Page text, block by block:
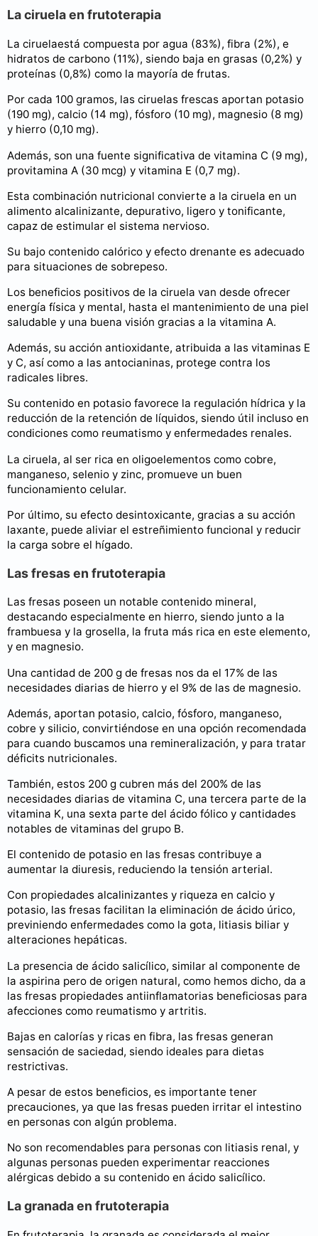
La ciruela en frutoterapia
La ciruelaestá compuesta por agua (83%), fibra (2%), e
hidratos de carbono (11%), siendo baja en grasas (0,2%) y
proteínas (0,8%) como la mayoría de frutas.
Por cada 100 gramos, las ciruelas frescas aportan potasio
(190 mg), calcio (14 mg), fósforo (10 mg), magnesio (8 mg)
y hierro (0,10 mg).
Además, son una fuente significativa de vitamina C (9 mg),
provitamina A (30 mcg) y vitamina E (0,7 mg).
Esta combinación nutricional convierte a la ciruela en un
alimento alcalinizante, depurativo, ligero y tonificante,
capaz de estimular el sistema nervioso.
Su bajo contenido calórico y efecto drenante es adecuado
para situaciones de sobrepeso.
Los beneficios positivos de la ciruela van desde ofrecer
energía física y mental, hasta el mantenimiento de una piel
saludable y una buena visión gracias a la vitamina A.
Además, su acción antioxidante, atribuida a las vitaminas E
y C, así como a las antocianinas, protege contra los
radicales libres.
Su contenido en potasio favorece la regulación hídrica y la
reducción de la retención de líquidos, siendo útil incluso en
condiciones como reumatismo y enfermedades renales.
La ciruela, al ser rica en oligoelementos como cobre,
manganeso, selenio y zinc, promueve un buen
funcionamiento celular.
Por último, su efecto desintoxicante, gracias a su acción
laxante, puede aliviar el estreñimiento funcional y reducir
la carga sobre el hígado.
Las fresas en frutoterapia
Las fresas poseen un notable contenido mineral,
destacando especialmente en hierro, siendo junto a la
frambuesa y la grosella, la fruta más rica en este elemento,
y en magnesio.
Una cantidad de 200 g de fresas nos da el 17% de las
necesidades diarias de hierro y el 9% de las de magnesio.
Además, aportan potasio, calcio, fósforo, manganeso,
cobre y silicio, convirtiéndose en una opción recomendada
para cuando buscamos una remineralización, y para tratar
déficits nutricionales.
También, estos 200 g cubren más del 200% de las
necesidades diarias de vitamina C, una tercera parte de la
vitamina K, una sexta parte del ácido fólico y cantidades
notables de vitaminas del grupo B.
El contenido de potasio en las fresas contribuye a
aumentar la diuresis, reduciendo la tensión arterial.
Con propiedades alcalinizantes y riqueza en calcio y
potasio, las fresas facilitan la eliminación de ácido úrico,
previniendo enfermedades como la gota, litiasis biliar y
alteraciones hepáticas.
La presencia de ácido salicílico, similar al componente de
la aspirina pero de origen natural, como hemos dicho, da a
las fresas propiedades antiinflamatorias beneficiosas para
afecciones como reumatismo y artritis.
Bajas en calorías y ricas en fibra, las fresas generan
sensación de saciedad, siendo ideales para dietas
restrictivas.
A pesar de estos beneficios, es importante tener
precauciones, ya que las fresas pueden irritar el intestino
en personas con algún problema.
No son recomendables para personas con litiasis renal, y
algunas personas pueden experimentar reacciones
alérgicas debido a su contenido en ácido salicílico.
La granada en frutoterapia